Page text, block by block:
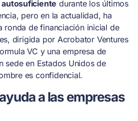
autosuficiente durante los últimos
pero en la actualidad, ha
ronda de financiación inicial de
dirigida por Acrobator Ventures
VC y una empresa de
sede en Estados Unidos de
es confidencial.
a las empresas